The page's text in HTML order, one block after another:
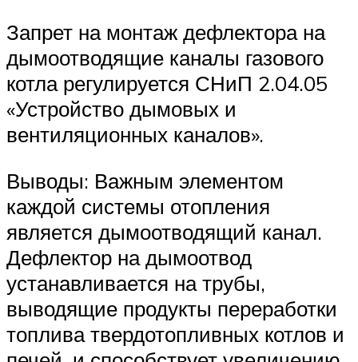
Запрет на монтаж дефлектора на
дымоотводящие каналы газового
котла регулируется СНиП 2.04.05
«Устройство дымовых и
вентиляционных каналов».
Выводы: Важным элементом
каждой системы отопления
является дымоотводящий канал.
Дефлектор на дымоотвод
устанавливается на трубы,
выводящие продукты переработки
топлива твердотопливных котлов и